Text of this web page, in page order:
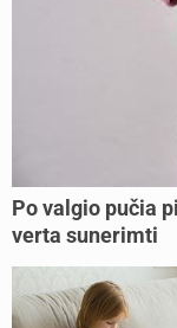
Po valgio pučia
verta sunerimti